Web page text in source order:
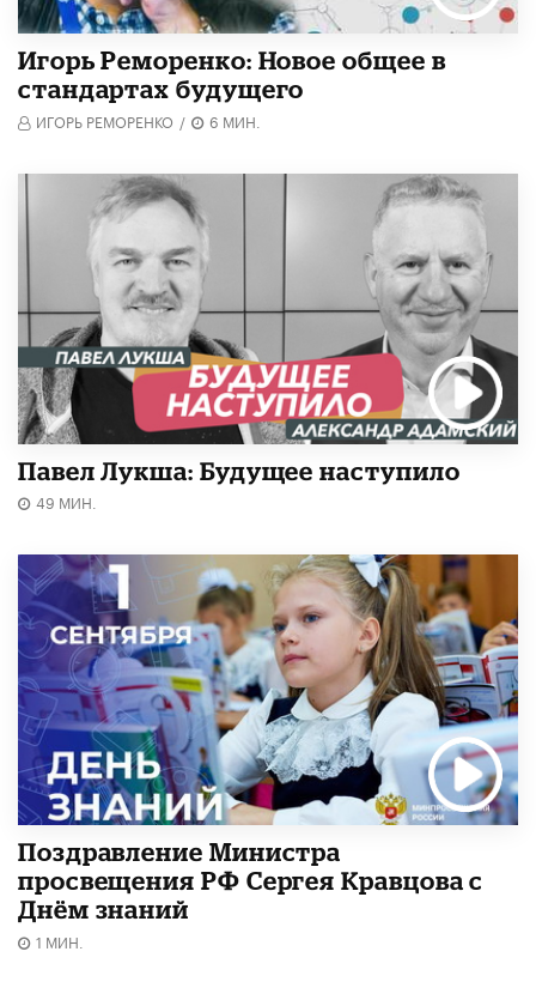
Игорь Реморенко: Новое общее в
стандартах будущего
ИГОРЬ РЕМОРЕНКО / 6 МИН.
Павел Лукша: Будущее наступило
49 МИН.
Поздравление Министра
просвещения РФ Сергея Кравцова с
Днём знаний
1 МИН.